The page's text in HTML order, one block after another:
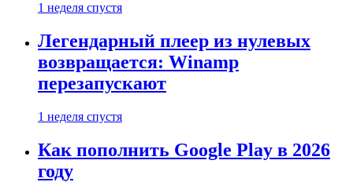
1 неделя спустя
Легендарный плеер из нулевых
возвращается: Winamp
перезапускают
1 неделя спустя
Как пополнить Google Play в 2026
году